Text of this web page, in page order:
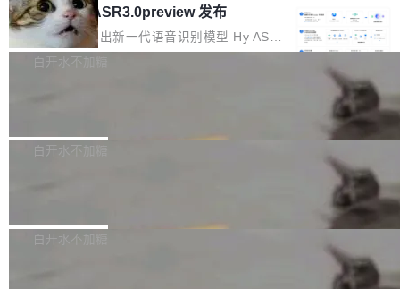
理解大规模代码仓时面临显著"代码仓理解"瓶
颈。 代码仓深度理解服务（以下简称" CodeBas
e深度理解服务"）是华为云码道（CodeA...
数据。2024年9月3日下午4点，他使用此前登录
的账号密码进入A集群，输入了一条被程序员圈
称为"删库跑路"的命令——最高管理员权限、无
自研的多个文生3D和...
oE 架构的大模型，好用到让人上瘾，但 GPU 显
存永远不够用。 Cloudflare 的 Workers AI 团队
一直在跑这些模型的推理。他们在官方博客上发
整性保护。效果是：吞吐量提升 41%，每 token
腾讯混元 Hy ASR3.0preview 发布
腾讯混元正式推出新一代语音识别模型 Hy ASR
3.0preview。基于最新一代大语言模型 Hy3 的
让语音识别不再只是听清，而是真正听懂。通过
w 不要求标准普通话，方言识别覆盖粤语、吴语
白开水不加糖
新和少量网页兼容性修复版本。 Changes/fixe
容提供的字体时出现的几个问题 为避免音频加
白开水不加糖
发布的 Release Notes，他利用 AI 工具（如 Co
白开水不加糖